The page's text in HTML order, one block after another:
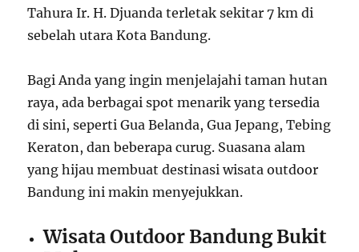
Tahura Ir. H. Djuanda terletak sekitar 7 km di
sebelah utara Kota Bandung.
Bagi Anda yang ingin menjelajahi taman hutan
raya, ada berbagai spot menarik yang tersedia
di sini, seperti Gua Belanda, Gua Jepang, Tebing
Keraton, dan beberapa curug. Suasana alam
yang hijau membuat destinasi wisata outdoor
Bandung ini makin menyejukkan.
Wisata Outdoor Bandung Bukit